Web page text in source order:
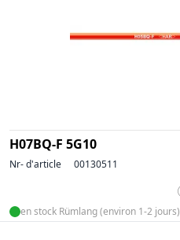
H07BQ-F 5G10
Nr- d'article 00130511
en stock Rümlang (environ 1-2 jours)